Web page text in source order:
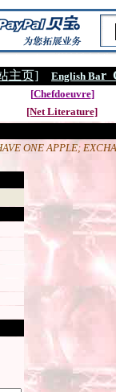
主页] English Bar
[Chefdoeuvre]
[Net Literature]
ONE APPLE;